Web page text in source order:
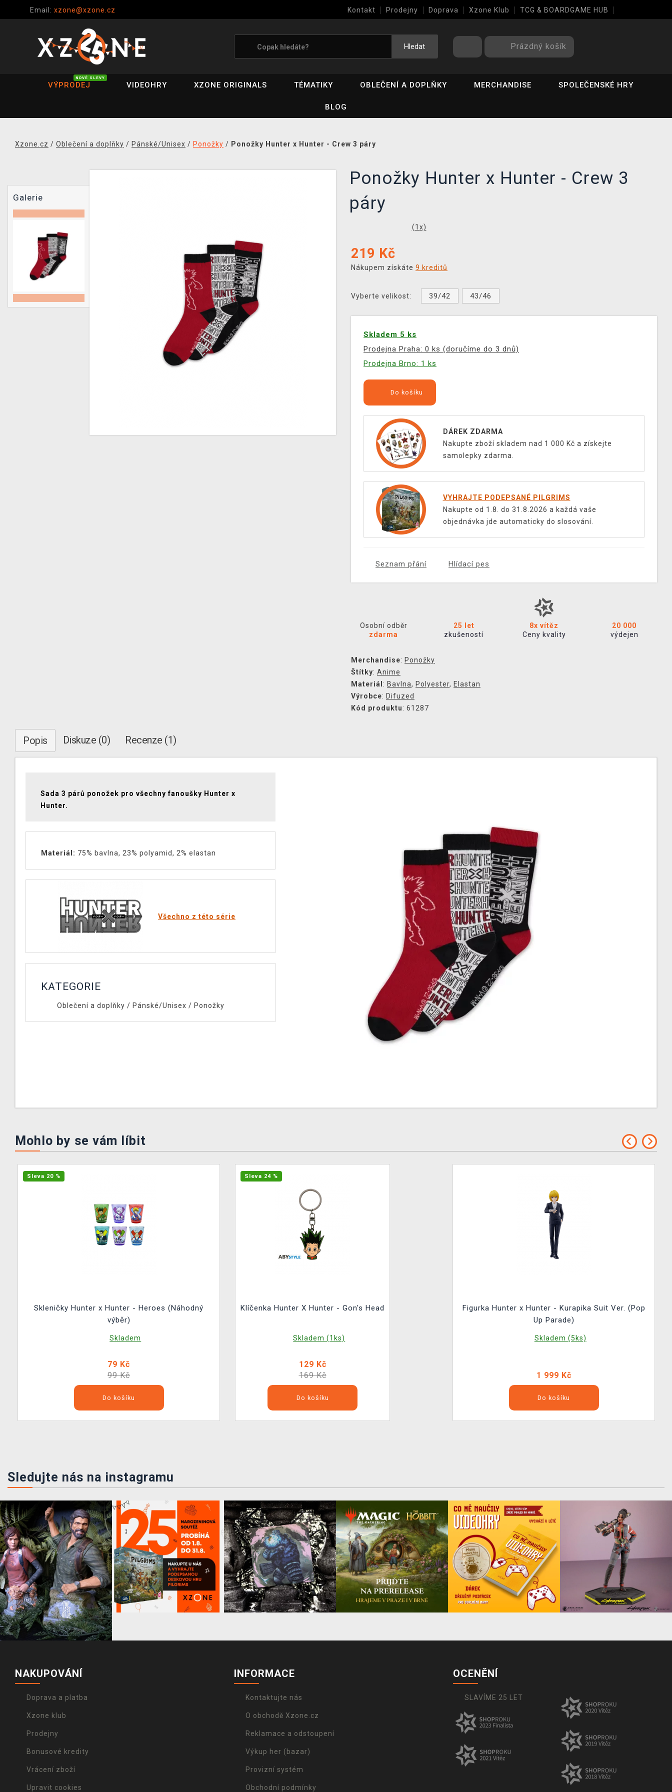
Email: xzone@xzone.cz Kontakt Prodejny Doprava Xzone Klub TCG & BOARDGAME HUB
Hledat Prázdný košík
VÝPRODEJ
NOVÉ SLEVY
VIDEOHRY XZONE ORIGINALS TÉMATIKY OBLEČENÍ A DOPLŇKY MERCHANDISE SPOLEČENSKÉ HRY
BLOG
Xzone.cz / Oblečení a doplňky / Pánské/Unisex / Ponožky / Ponožky Hunter x Hunter - Crew 3 páry
Galerie
Ponožky Hunter x Hunter - Crew 3
páry
(1 x)
219 Kč
Nákupem získáte 9 kreditů
Vyberte velikost: 39/42 43/46
Skladem 5 ks
Prodejna Praha: 0 ks (doručíme do 3 dnů)
Prodejna Brno: 1 ks
Do košíku
DÁREK ZDARMA
Nakupte zboží skladem nad 1 000 Kč a získejte
samolepky zdarma.
VYHRAJTE PODEPSANÉ PILGRIMS
Nakupte od 1.8. do 31.8.2026 a každá vaše
objednávka jde automaticky do slosování.
Seznam přání Hlídací pes
Osobní odběr
zdarma
25 let
zkušeností
8x vítěz
Ceny kvality
20 000
výdejen
Merchandise: Ponožky
Štítky: Anime
Materiál : Bavlna, Polyester, Elastan
Výrobce: Difuzed
Kód produktu: 61287
Popis Diskuze (0) Recenze (1)
Sada 3 párů ponožek pro všechny fanoušky Hunter x
Hunter.
Materiál: 75% bavlna, 23% polyamid, 2% elastan
Všechno z této série
KATEGORIE
Oblečení a doplňky / Pánské/Unisex / Ponožky
Mohlo by se vám líbit
Sleva 20 %
Skleničky Hunter x Hunter - Heroes (Náhodný
výběr)
Skladem
79 Kč
99 Kč
Do košíku
Sleva 24 %
Klíčenka Hunter X Hunter - Gon's Head
Skladem (1ks)
129 Kč
169 Kč
Do košíku
Figurka Hunter x Hunter - Kurapika Suit Ver. (Pop
Up Parade)
Skladem (5ks)
1 999 Kč
Do košíku
Sledujte nás na instagramu
NAKUPOVÁNÍ
Doprava a platba
Xzone klub
Prodejny
Bonusové kredity
Vrácení zboží
Upravit cookies
INFORMACE
Kontaktujte nás
O obchodě Xzone.cz
Reklamace a odstoupení
Výkup her (bazar)
Provizní systém
Obchodní podmínky
OCENĚNÍ
SLAVÍME 25 LET